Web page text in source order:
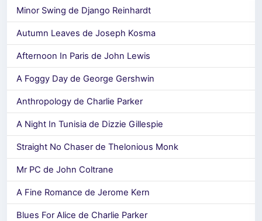
Minor Swing de Django Reinhardt
Autumn Leaves de Joseph Kosma
Afternoon In Paris de John Lewis
A Foggy Day de George Gershwin
Anthropology de Charlie Parker
A Night In Tunisia de Dizzie Gillespie
Straight No Chaser de Thelonious Monk
Mr PC de John Coltrane
A Fine Romance de Jerome Kern
Blues For Alice de Charlie Parker